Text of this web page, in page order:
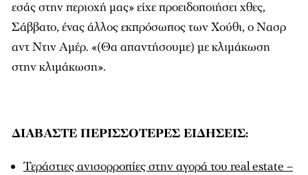
εσάς στην περιοχή μας» είχε προειδοποιήσει χθες,
Σάββατο, ένας άλλος εκπρόσωπος των Χούθι, ο Νασρ
αντ Ντιν Αμέρ. «(Θα απαντήσουμε) με κλιμάκωση
στην κλιμάκωση».
ΔΙΑΒΑΣΤΕ ΠΕΡΙΣΣΟΤΕΡΕΣ ΕΙΔΗΣΕΙΣ:
Τεράστιες ανισορροπίες στην αγορά του real estate –